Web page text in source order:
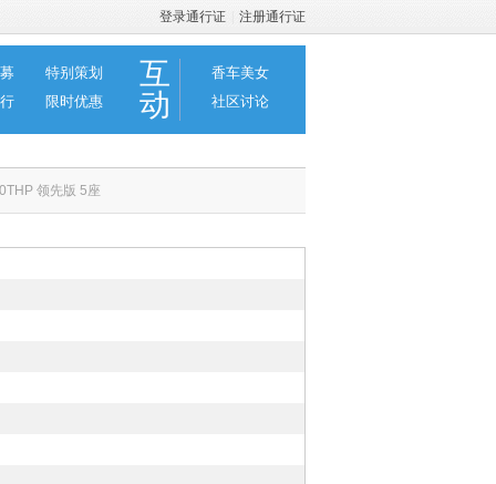
注册通行证
登录通行证
特别策划
限时优惠
互
动
香车美女
社区讨论
领先版 5座